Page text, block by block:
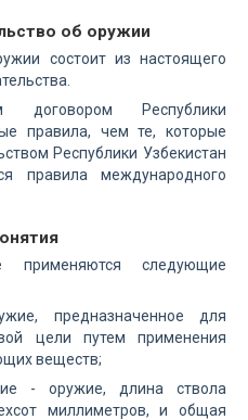
об оружии
состоит из настоящего
договором Республики
правила, чем те, которые
Республики Узбекистан
правила международного
следующие
предназначенное для
цели путем применения
веществ;
- оружие, длина ствола
миллиметров, и общая